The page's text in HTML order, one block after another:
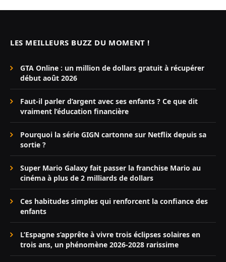
LES MEILLEURS BUZZ DU MOMENT !
GTA Online : un million de dollars gratuit à récupérer
début août 2026
Faut-il parler d’argent avec ses enfants ? Ce que dit
vraiment l’éducation financière
Pourquoi la série GIGN cartonne sur Netflix depuis sa
sortie ?
Super Mario Galaxy fait passer la franchise Mario au
cinéma à plus de 2 milliards de dollars
Ces habitudes simples qui renforcent la confiance des
enfants
L’Espagne s’apprête à vivre trois éclipses solaires en
trois ans, un phénomène 2026-2028 rarissime